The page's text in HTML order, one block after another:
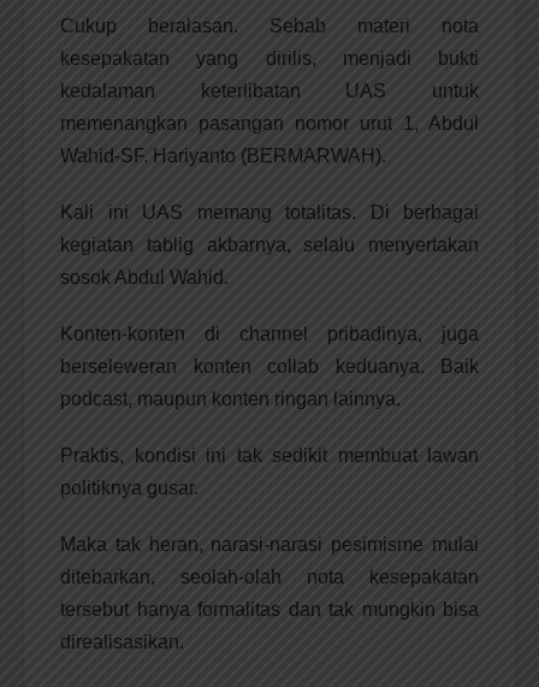
Cukup beralasan. Sebab materi nota
kesepakatan yang dirilis, menjadi bukti
kedalaman keterlibatan UAS untuk
memenangkan pasangan nomor urut 1, Abdul
Wahid-SF. Hariyanto (BERMARWAH).
Kali ini UAS memang totalitas. Di berbagai
kegiatan tablig akbarnya, selalu menyertakan
sosok Abdul Wahid.
Konten-konten di channel pribadinya, juga
berseleweran konten collab keduanya. Baik
podcast, maupun konten ringan lainnya.
Praktis, kondisi ini tak sedikit membuat lawan
politiknya gusar.
Maka tak heran, narasi-narasi pesimisme mulai
ditebarkan, seolah-olah nota kesepakatan
tersebut hanya formalitas dan tak mungkin bisa
direalisasikan.